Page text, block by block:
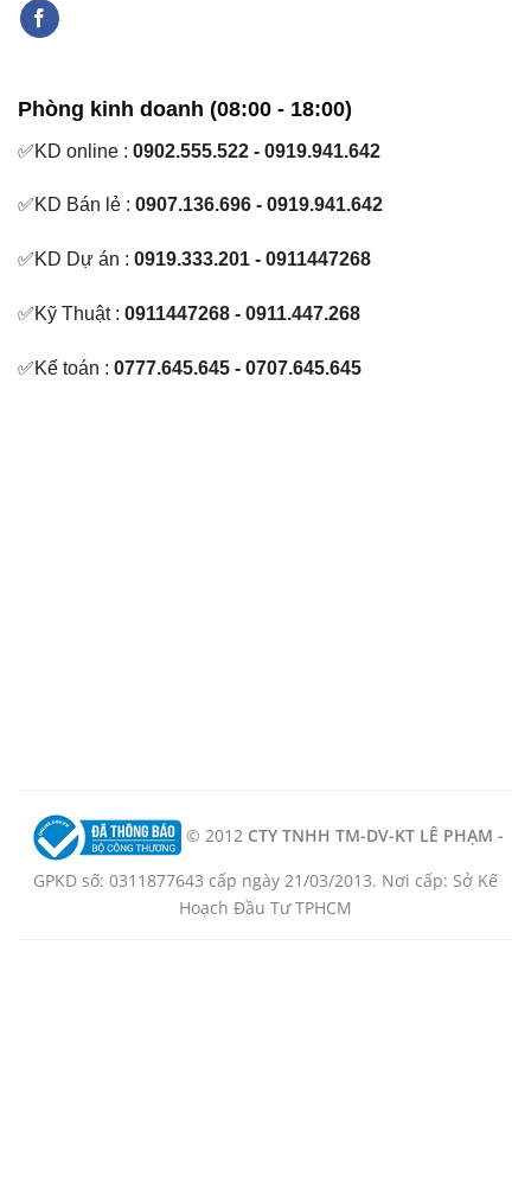
Phòng kinh doanh (08:00 - 18:00)
✅KD online : 0902.555.522 - 0919.941.642
✅KD Bán lẻ : 0907.136.696 - 0919.941.642
✅KD Dự án : 0919.333.201 - 0911447268
✅Kỹ Thuật : 0911447268 - 0911.447.268
✅Kế toán : 0777.645.645 - 0707.645.645
© 2012 CTY TNHH TM-DV-KT LÊ PHẠM -
GPKD số: 0311877643 cấp ngày 21/03/2013. Nơi cấp: Sở Kế
Hoạch Đầu Tư TPHCM